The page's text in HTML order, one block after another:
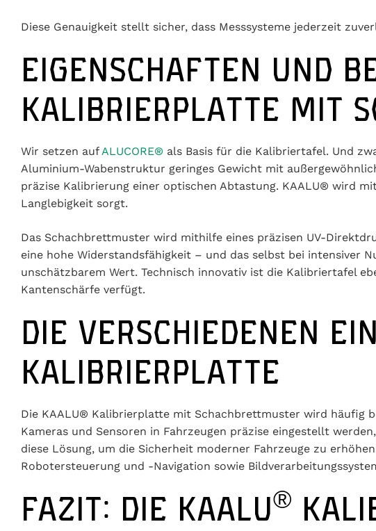
Diese Genauigkeit stellt sicher, dass Messsysteme jederzeit
EIGENSCHAFTEN UND
KALIBRIERPLATTE MIT
Wir setzen aufALUCORE® als Basis für die Kalibriertafel. Und
Aluminium-Wabenstruktur geringes Gewicht mit
präzise Kalibrierung einer optischen Abtastung. KAALU® wird
Langlebigkeit sorgt.
Das Schachbrettmuster wird mithilfe eines präzisen UV-
eine hohe Widerstandsfähigkeit – und das selbst bei intensiver
unschätzbarem Wert. Technisch innovativ ist die Kalibriertafel
Kantenschärfe verfügt.
DIE VERSCHIEDENEN
KALIBRIERPLATTE
Die KAALU® Kalibrierplatte mit Schachbrettmuster wird häufig
Kameras und Sensoren in Fahrzeugen präzise eingestellt
diese Lösung, um die Sicherheit moderner Fahrzeuge zu
Robotersteuerung und -Navigation sowie
FAZIT: DIE KAALU®